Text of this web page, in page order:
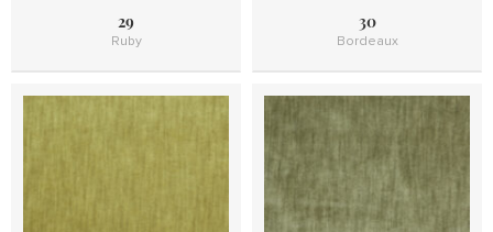
29
Ruby
30
Bordeaux